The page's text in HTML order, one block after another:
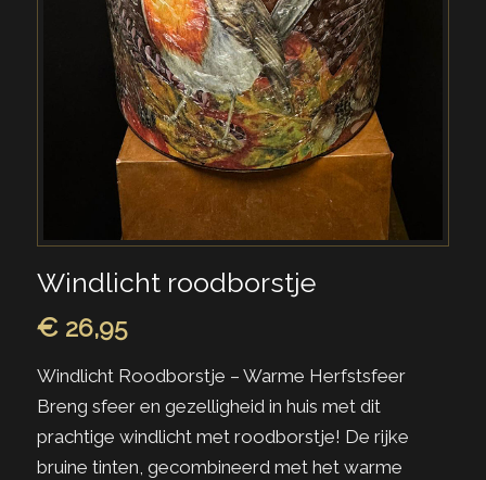
Windlicht roodborstje
€26,95
Windlicht Roodborstje – Warme Herfstsfeer
Breng sfeer en gezelligheid in huis met dit
prachtige windlicht met roodborstje! De rijke
bruine tinten, gecombineerd met het warme